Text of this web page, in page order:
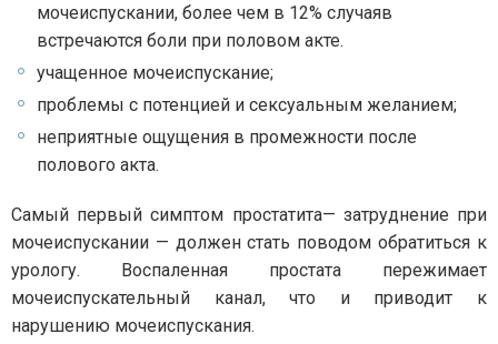
мочеиспускании, более чем в 12% случаяв
встречаются боли при половом акте.
учащенное мочеиспускание;
проблемы с потенцией и сексуальным желанием;
неприятные ощущения в промежности после
полового акта.
Самый первый симптом простатита— затруднение при
мочеиспускании — должен стать поводом обратиться к
урологу. Воспаленная простата пережимает
мочеиспускательный канал, что и приводит к
нарушению мочеиспускания.